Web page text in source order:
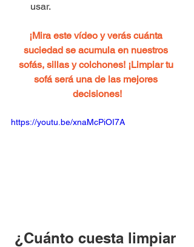
usar.
¡Mira este vídeo y verás cuánta
suciedad se acumula en nuestros
sofás, sillas y colchones! ¡Limpiar tu
sofá será una de las mejores
decisiones!
https://youtu.be/xnaMcPiOI7A
¿Cuánto cuesta limpiar